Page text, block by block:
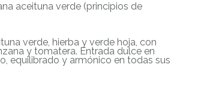
aceituna verde (principios de
verde, hierba y verde hoja, con
y tomatera. Entrada dulce en
equilibrado y armónico en todas sus